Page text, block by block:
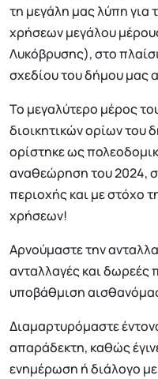
τη μεγάλη μας λύπη για
χρήσεων μεγάλου
Λυκόβρυσης), στο
σχεδίου του δήμου μας
Το μεγαλύτερο μέρος
διοικητικών ορίων του
ορίστηκε ως
αναθεώρηση του 2024,
περιοχής και με στόχο
χρήσεων!
Αρνούμαστε την
ανταλλαγές και δωρεές
υποβάθμιση
Διαμαρτυρόμαστε
απαράδεκτη, καθώς
ενημέρωση ή διάλογο με